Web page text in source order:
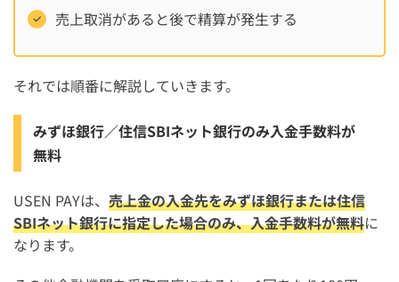
売上取消があると後で精算が発生する
それでは順番に解説していきます。
みずほ銀行／住信SBIネット銀行のみ入金手数料が
無料
USEN PAYは、 売上金の入金先をみずほ銀行または住信
SBIネット銀行に指定した場合のみ、入金手数料が無料に
なります。